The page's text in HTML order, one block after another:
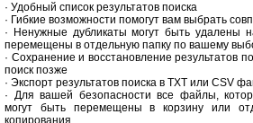
· Удобный список результатов поиска
· Гибкие возможности помогут вам выбрать
· Ненужные дубликаты могут быть удалены
перемещены в отдельную папку по вашему
· Сохранение и восстановление результатов
поиск позже
· Экспорт результатов поиска в TXT или CSV
· Для вашей безопасности все файлы,
могут быть перемещены в корзину или
копирования